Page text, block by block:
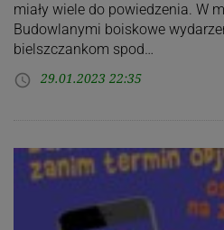
miały wiele do powiedzenia. W
Budowlanymi boiskowe
bielszczankom spod…
access_time 29.01.2023 22:35